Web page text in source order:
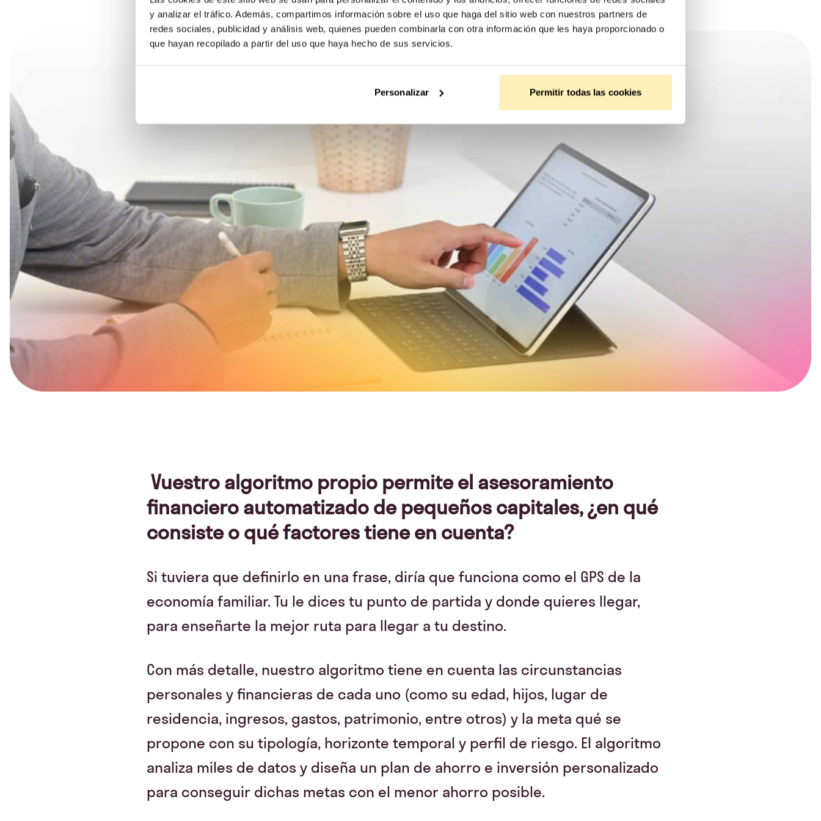
y analizar el tráfico. Además, compartimos información sobre el uso que haga del sitio web con nuestros partners de
redes sociales, publicidad y análisis web, quienes pueden combinarla con otra información que les haya proporcionado o
que hayan recopilado a partir del uso que haya hecho de sus servicios.
Personalizar Permitir todas las cookies
Vuestro algoritmo propio permite el asesoramiento
financiero automatizado de pequeños capitales, ¿en qué
consiste o qué factores tiene en cuenta?
Si tuviera que definirlo en una frase, diría que funciona como el GPS de la
economía familiar. Tu le dices tu punto de partida y donde quieres llegar,
para enseñarte la mejor ruta para llegar a tu destino.
Con más detalle, nuestro algoritmo tiene en cuenta las circunstancias
personales y financieras de cada uno (como su edad, hijos, lugar de
residencia, ingresos, gastos, patrimonio, entre otros) y la meta qué se
propone con su tipología, horizonte temporal y perfil de riesgo. El algoritmo
analiza miles de datos y diseña un plan de ahorro e inversión personalizado
para conseguir dichas metas con el menor ahorro posible.